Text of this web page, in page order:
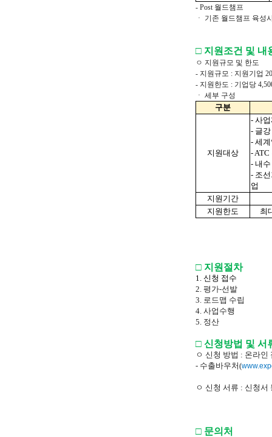
- Post 월드챔프
ㆍ 기존 월드챔프 육성
□ 지원조건 및 내
ㅇ 지원규모 및 한도
- 지원규모 : 지원기업
- 지원한도 : 기업당
ㆍ 세부 구성
구분
지원대상
-사
- 글강
-세
- ATC
-내수
- 조
업
지원기간
지원한도
최
□ 지원절차
1. 신청 접수
2. 평가-선발
3. 로드맵 수립
4. 사업수행
5. 정산
□ 신청방법 및 서
ㅇ 신청 방법 : 온라인
- 수출바우처(
ㅇ 신청 서류 : 신청서
□ 문의처